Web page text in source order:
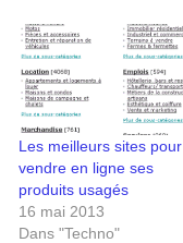
Les meilleurs sites pour
vendre en ligne ses
produits usagés
16 mai 2013
Dans "Techno"